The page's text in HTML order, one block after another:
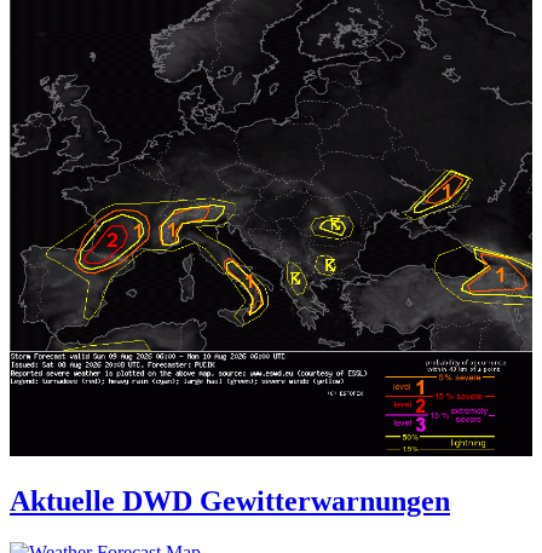
Aktuelle DWD Gewitterwarnungen